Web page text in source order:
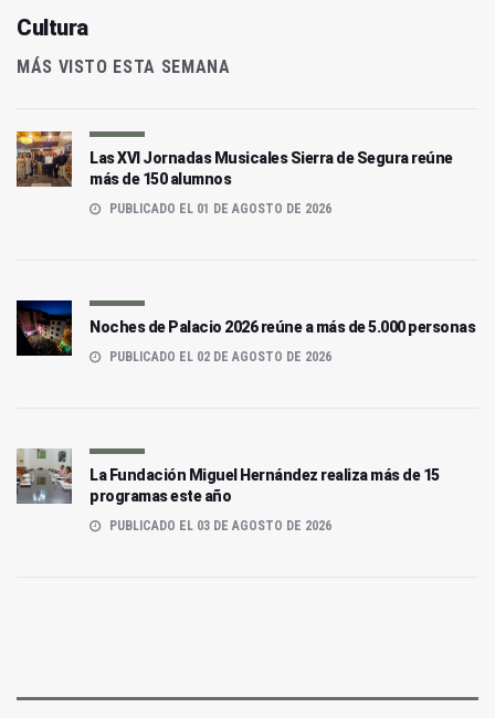
Cultura
MÁS VISTO ESTA SEMANA
Las XVI Jornadas Musicales Sierra de Segura reúne
más de 150 alumnos
PUBLICADO EL 01 DE AGOSTO DE 2026
Noches de Palacio 2026 reúne a más de 5.000 personas
PUBLICADO EL 02 DE AGOSTO DE 2026
La Fundación Miguel Hernández realiza más de 15
programas este año
PUBLICADO EL 03 DE AGOSTO DE 2026